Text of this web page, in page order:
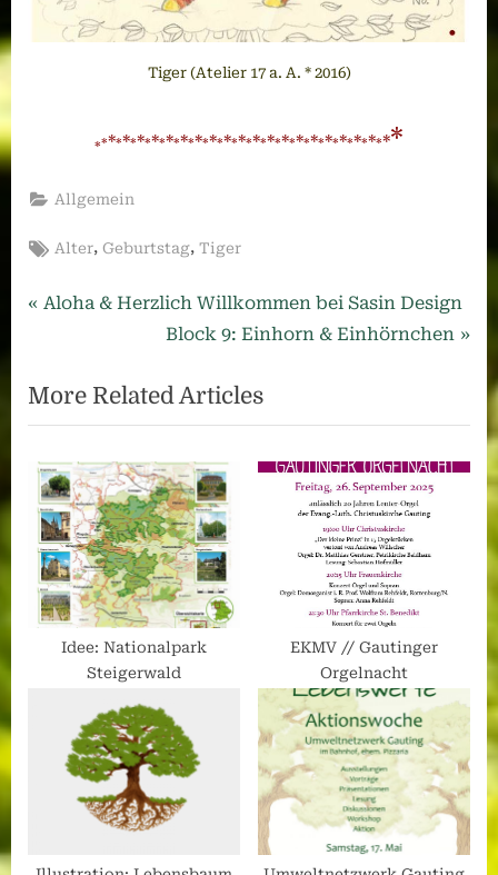
Tiger (Atelier 17 a. A. * 2016)
******************************************
Allgemein
Tags:
Alter, Geburtstag,Tiger
Beitragsnavigation
Previous
Aloha & Herzlich Willkommen bei Sasin Design
Next
Block 9: Einhorn & Einhörnchen
More Related Articles
Idee: Nationalpark
Steigerwald
EKMV // Gautinger
Orgelnacht